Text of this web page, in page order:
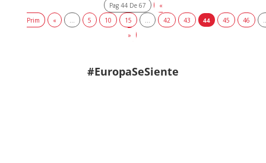
Pag 44 De 67
«
Prim
« 5 10 15 42 43 44 45 46
»
#EuropaSeSiente